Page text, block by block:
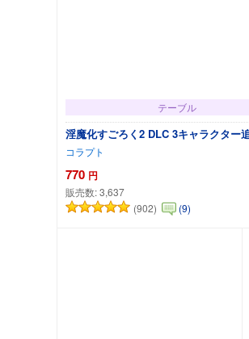
テーブル
淫魔化すごろく2 DLC 3キャラクター
コラプト
770 円
販売数:3,637
(902)
(9)
カートに追加